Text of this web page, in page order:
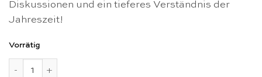
Diskussionen und ein tieferes Verständnis der
Jahreszeit!
Vorrätig